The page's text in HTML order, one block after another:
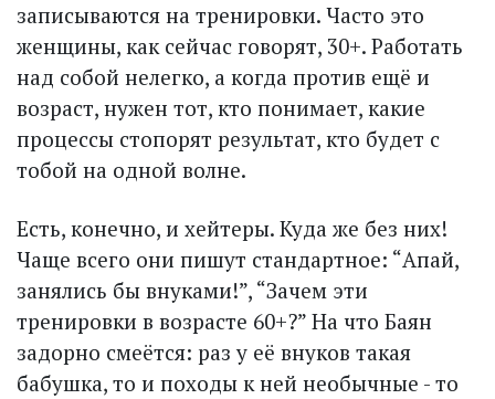
записываются на тренировки. Часто это
женщины, как сейчас говорят, 30+. Работать
над собой нелегко, а когда против ещё и
возраст, нужен тот, кто понимает, какие
процессы стопорят результат, кто будет с
тобой на одной волне.
Есть, конечно, и хейтеры. Куда же без них!
Чаще всего они пишут стандартное: “Апай,
занялись бы внуками!”, “Зачем эти
тренировки в возрасте 60+?” На что Баян
задорно смеётся: раз у её внуков такая
бабушка, то и походы к ней не­обычные - то